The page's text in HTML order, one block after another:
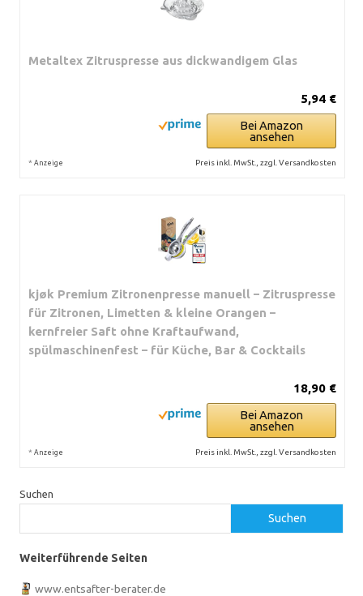
Metaltex Zitruspresse aus dickwandigem Glas
5,94 €
Bei Amazon
ansehen
* Anzeige Preis inkl. MwSt., zzgl. Versandkosten
kjøk Premium Zitronenpresse manuell – Zitruspresse
für Zitronen, Limetten & kleine Orangen –
kernfreier Saft ohne Kraftaufwand,
spülmaschinenfest – für Küche, Bar & Cocktails
18,90 €
Bei Amazon
ansehen
* Anzeige Preis inkl. MwSt., zzgl. Versandkosten
Suchen
Suchen
Weiterführende Seiten
www.entsafter-berater.de